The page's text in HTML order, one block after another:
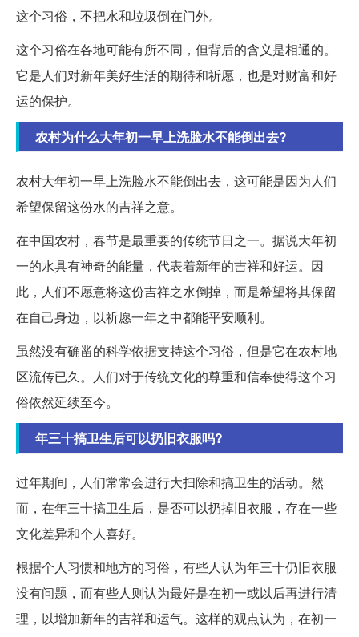
这个习俗，不把水和垃圾倒在门外。
这个习俗在各地可能有所不同，但背后的含义是相通的。
它是人们对新年美好生活的期待和祈愿，也是对财富和好
运的保护。
农村为什么大年初一早上洗脸水不能倒出去?
农村大年初一早上洗脸水不能倒出去，这可能是因为人们
希望保留这份水的吉祥之意。
在中国农村，春节是最重要的传统节日之一。据说大年初
一的水具有神奇的能量，代表着新年的吉祥和好运。因
此，人们不愿意将这份吉祥之水倒掉，而是希望将其保留
在自己身边，以祈愿一年之中都能平安顺利。
虽然没有确凿的科学依据支持这个习俗，但是它在农村地
区流传已久。人们对于传统文化的尊重和信奉使得这个习
俗依然延续至今。
年三十搞卫生后可以扔旧衣服吗?
过年期间，人们常常会进行大扫除和搞卫生的活动。然
而，在年三十搞卫生后，是否可以扔掉旧衣服，存在一些
文化差异和个人喜好。
根据个人习惯和地方的习俗，有些人认为年三十仍旧衣服
没有问题，而有些人则认为最好是在初一或以后再进行清
理，以增加新年的吉祥和运气。这样的观点认为，在初一